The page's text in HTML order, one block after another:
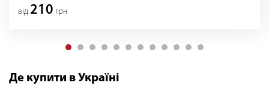
вiд 210 грн
Де купити в Україні